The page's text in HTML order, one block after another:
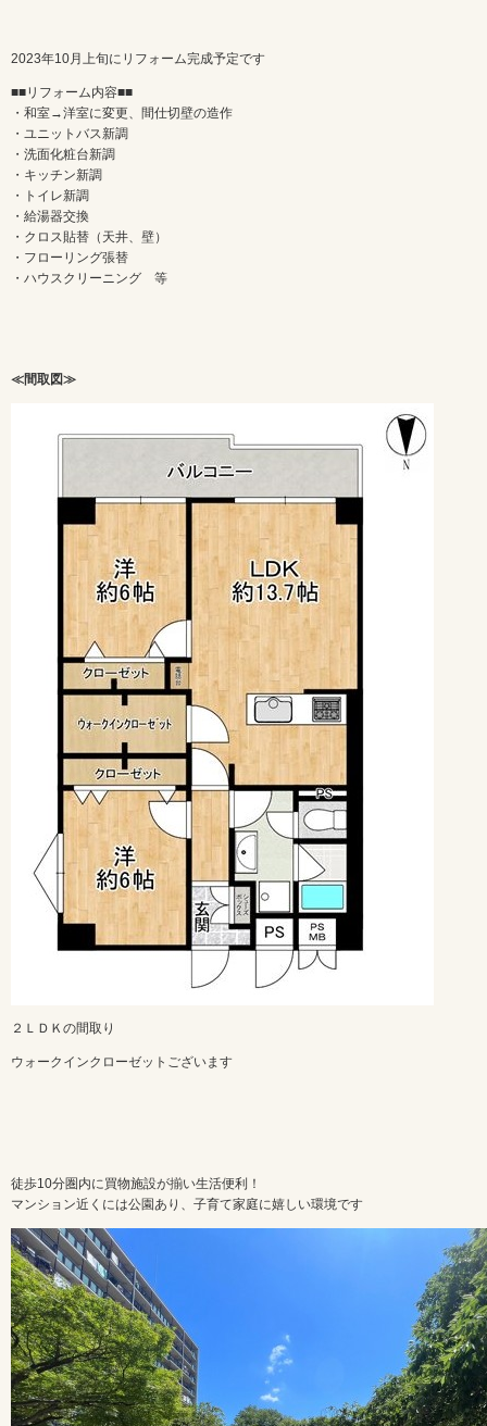
2023年10月上旬にリフォーム完成予定です
■■リフォーム内容■■
・和室→洋室に変更、間仕切壁の造作
・ユニットバス新調
・洗面化粧台新調
・キッチン新調
・トイレ新調
・給湯器交換
・クロス貼替（天井、壁）
・フローリング張替
・ハウスクリーニング 等
≪間取図≫
２ＬＤＫの間取り
ウォークインクローゼットございます
徒歩10分圏内に買物施設が揃い生活便利！
マンション近くには公園あり、子育て家庭に嬉しい環境です